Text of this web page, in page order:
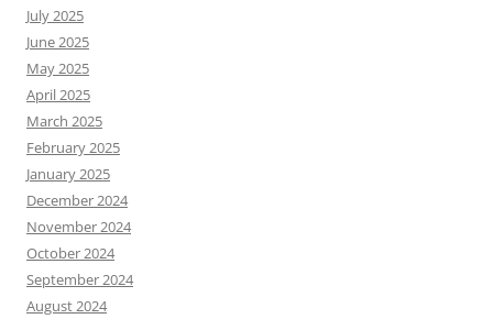
July 2025
June 2025
May 2025
April 2025
March 2025
February 2025
January 2025
December 2024
November 2024
October 2024
September 2024
August 2024